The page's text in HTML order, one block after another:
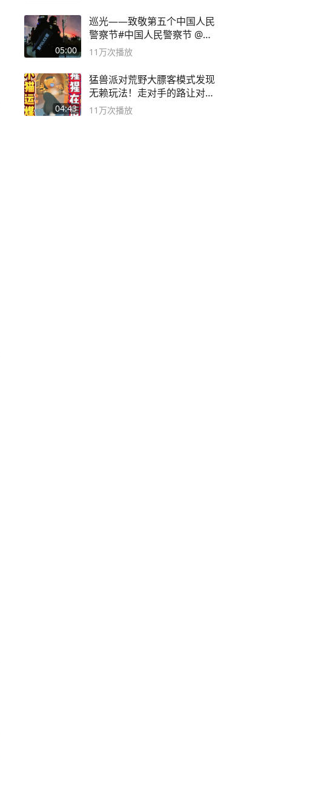
05:00
巡光——致敬第五个中国人民
警察节#中国人民警察节 @抖
音小助手
11万次播放
04:43
猛兽派对荒野大膘客模式发现
无赖玩法！走对手的路让对手
无路可走
11万次播放